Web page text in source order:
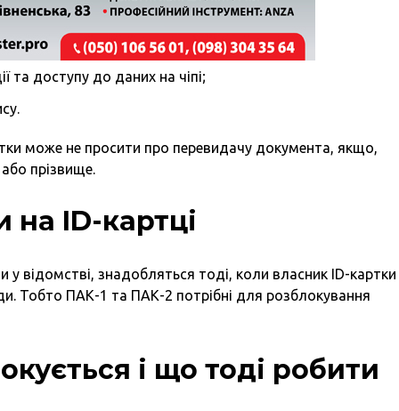
та доступу до даних на чіпі;
може не просити про перевидачу документа, якщо,
прізвище.
ID-картці
відомстві, знадобляться тоді, коли власник ID-картки
Тобто ПАК-1 та ПАК-2 потрібні для розблокування
і що тоді робити